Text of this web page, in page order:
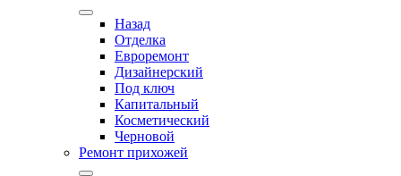
Назад
Отделка
Евроремонт
Дизайнерский
Под ключ
Капитальный
Косметический
Черновой
Ремонт прихожей